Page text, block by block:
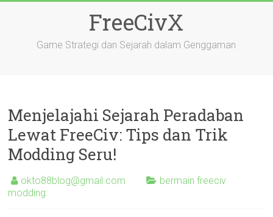
FreeCivX
Game Strategi dan Sejarah dalam Genggaman
Menjelajahi Sejarah Peradaban
Lewat FreeCiv: Tips dan Trik
Modding Seru!
okto88blog@gmail.com
bermain freeciv
modding